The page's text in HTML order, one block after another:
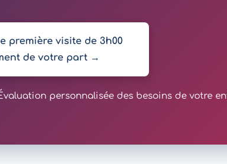
première visite de 3h00
de votre part →
personnalisée des besoins de votre